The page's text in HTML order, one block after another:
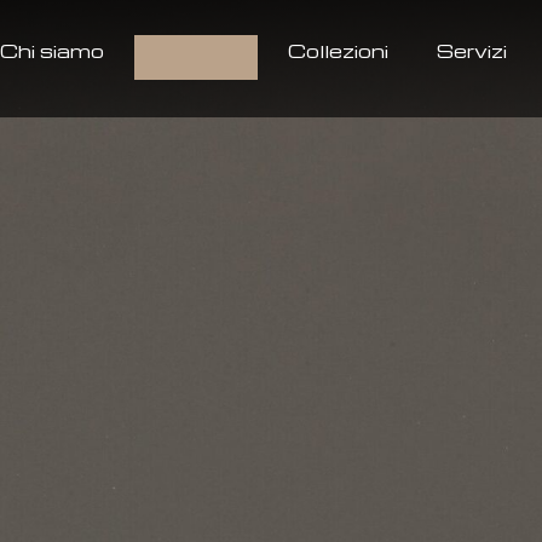
Chi siamo Collezioni Servizi